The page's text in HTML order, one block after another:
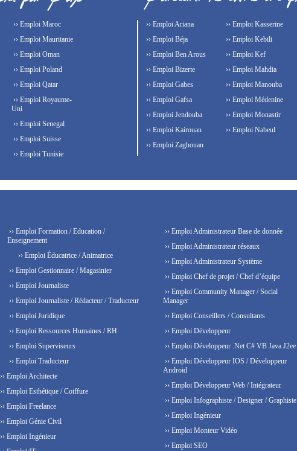
›› Emploi Maroc
›› Emploi Mauritanie
›› Emploi Oman
›› Emploi Poland
›› Emploi Qatar
›› Emploi Royaume-
Uni
›› Emploi Senegal
›› Emploi Suisse
›› Emploi Tunisie
›› Emploi Ariana
›› Emploi Béja
›› Emploi Ben Arous
›› Emploi Bizerte
›› Emploi Gabes
›› Emploi Gafsa
›› Emploi Jendouba
›› Emploi Kairouan
›› Emploi Kasserine
›› Emploi Kebili
›› Emploi Kef
›› Emploi Mahdia
›› Emploi Manouba
›› Emploi Médenine
›› Emploi Monastir
›› Emploi Nabeul
›› Emploi Zaghouan
›› Emploi Formation / Education /
Enseignement
›› Emploi Éducatrice / Animatrice
›› Emploi Gestionnaire / Magasinier
›› Emploi Journaliste
›› Emploi Journaliste / Rédacteur / Traducteur
›› Emploi Juridique
›› Emploi Ressources Humaines / RH
›› Emploi Superviseurs
›› Emploi Traducteur
›› Emploi Architecte
›› Emploi Esthétique / Coiffure
›› Emploi Freelance
›› Emploi Génie Civil
›› Emploi Ingénieur
›› Emploi Administrateur Base de donnée
›› Emploi Administrateur réseaux
›› Emploi Administrateur Système
›› Emploi Chef de projet / Chef d’équipe
›› Emploi Community Manager / Social
Manager
›› Emploi Conseillers / Consultants
›› Emploi Développeur
›› Emploi Développeur .Net C# VB Java J2ee
›› Emploi Développeur IOS / Développeur
Android
›› Emploi Développeur Web / Intégrateur
›› Emploi Infographiste / Designer / Graphiste
›› Emploi Ingénieur
›› Emploi Monteur Vidéo
›› Emploi SEO